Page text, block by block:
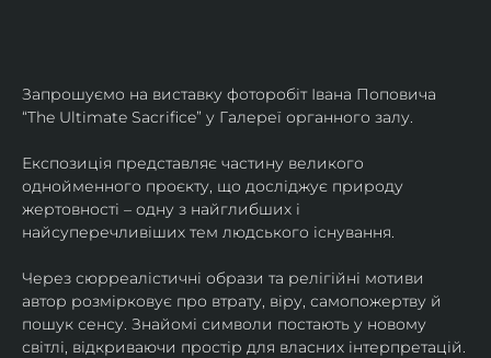
Запрошуємо на виставку фоторобіт Івана Поповича
“The Ultimate Sacrifice” у Галереї органного залу.
Експозиція представляє частину великого
однойменного проєкту, що досліджує природу
жертовності – одну з найглибших і
найсуперечливіших тем людського існування.
Через сюрреалістичні образи та релігійні мотиви
автор розмірковує про втрату, віру, самопожертву й
пошук сенсу. Знайомі символи постають у новому
світлі, відкриваючи простір для власних інтерпретацій.